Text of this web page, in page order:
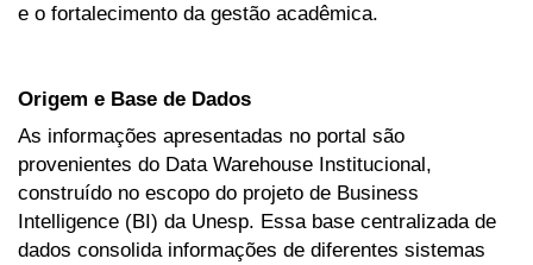
e o fortalecimento da gestão acadêmica.
Origem e Base de Dados
As informações apresentadas no portal são
provenientes do Data Warehouse Institucional,
construído no escopo do projeto de Business
Intelligence (BI) da Unesp. Essa base centralizada de
dados consolida informações de diferentes sistemas